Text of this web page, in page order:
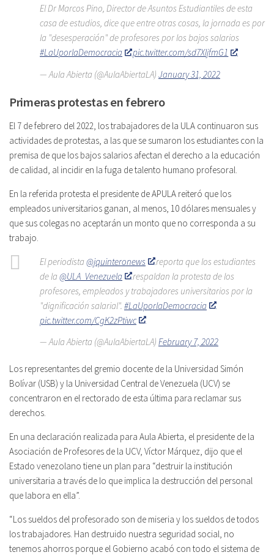
El Dr Marcos Pino, Director de Asuntos Estudiantiles de esta
casa de estudios, dice que entre otras cosas, la jornada es por
la "desesperación" de profesores por los bajos salarios
#LaUporlaDemocracia
pic.twitter.com/sd7XIjfmG1
— Aula Abierta (@AulaAbiertaLA) January 31, 2022
Primeras protestas en febrero
El 7 de febrero del 2022, los trabajadores de la ULA continuaron sus
actividades de protestas, a las que se sumaron los estudiantes con la
premisa de que los bajos salarios afectan el derecho a la educación
de calidad, al incidir en la fuga de talento humano profesoral.
En la referida protesta el presidente de APULA reiteró que los
empleados universitarios ganan, al menos, 10 dólares mensuales y
que sus colegas no aceptarán un monto que no corresponda a su
trabajo.
El periodista@jquinteronews
reporta que los estudiantes
de la@ULA_Venezuela
respaldan la protesta de los
profesores, empleados y trabajadores universitarios por la
"dignificación salarial". #LaUporlaDemocracia
pic.twitter.com/CgK2zPtiwc
— Aula Abierta (@AulaAbiertaLA) February 7, 2022
Los representantes del gremio docente de la Universidad Simón
Bolívar (USB) y la Universidad Central de Venezuela (UCV) se
concentraron en el rectorado de esta última para reclamar sus
derechos.
En una declaración realizada para Aula Abierta, el presidente de la
Asociación de Profesores de la UCV, Víctor Márquez, dijo que el
Estado venezolano tiene un plan para “destruir la institución
universitaria a través de lo que implica la destrucción del personal
que labora en ella”.
“Los sueldos del profesorado son de miseria y los sueldos de todos
los trabajadores. Han destruido nuestra seguridad social, no
tenemos ahorros porque el Gobierno acabó con todo el sistema de